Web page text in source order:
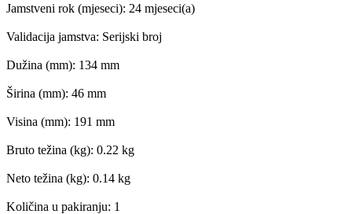
Jamstveni rok (mjeseci): 24 mjeseci(a)
Validacija jamstva: Serijski broj
Dužina (mm): 134 mm
Širina (mm): 46 mm
Visina (mm): 191 mm
Bruto težina (kg): 0.22 kg
Neto težina (kg): 0.14 kg
Količina u pakiranju: 1